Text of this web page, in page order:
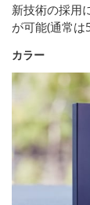
新技術の採用
が可能(通常
カラー